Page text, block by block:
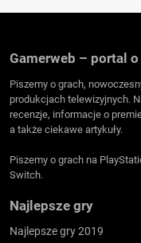
Gamerweb – portal
Piszemy o grach,
produkcjach telewizyjnych.
recenzje, informacje o
a także ciekawe artykuły.
Piszemy o grach na
Switch.
Najlepsze gry
Najlepsze gry 2019